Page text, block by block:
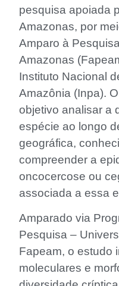
pesquisa apoiada
Amazonas, por
Amparo à
Amazonas
Instituto Nacional
Amazônia (Inpa).
objetivo analisar a
espécie ao longo
geográfica,
compreender a
oncocercose ou
associada a essa
Amparado via
Pesquisa –
Fapeam, o estudo
moleculares e